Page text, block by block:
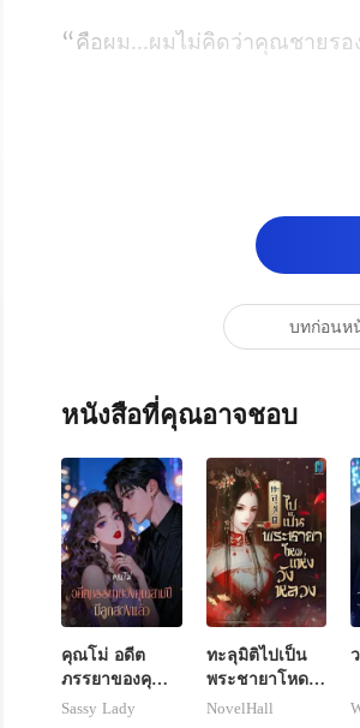
ไม่คิดว่าคุ
บทก่อนห
หนังสือที่คุณอาจชอบ
คุณโม่ อดีต
ภรรยาของคุณ
สามปีมีลูกสอง
Sassy Lady
ทะลุมิติไปเป็น
พระชายาโหด
แห่งวังหลวง
NovelHall